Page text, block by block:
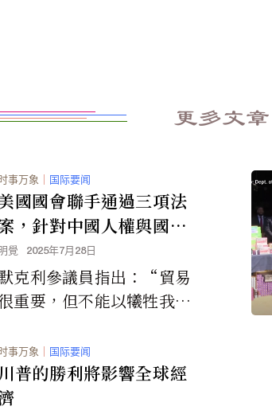
更多文章
事万象 ｜ 国际要闻
國國會聯手通過三項法
，針對中國人權與國家
全，與川普的對華貿易
策背道而馳
明覺 2025年7月28日
克利參議員指出：“貿易
重要，但不能以犧牲我們
價。”
事万象 ｜ 国际要闻
川普的勝利將影響全球經